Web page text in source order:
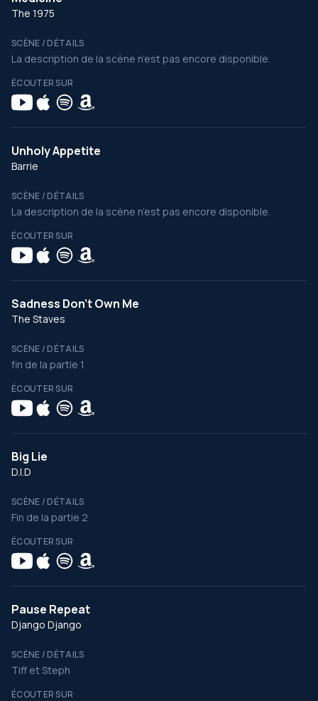
The 1975
SCÈNE / DÉTAILS
La description de la scène n’est pas encore disponible.
ÉCOUTER SUR
Unholy Appetite
Barrie
SCÈNE / DÉTAILS
La description de la scène n’est pas encore disponible.
ÉCOUTER SUR
Sadness Don't Own Me
The Staves
SCÈNE / DÉTAILS
fin de la partie 1
ÉCOUTER SUR
Big Lie
D.I.D
SCÈNE / DÉTAILS
Fin de la partie 2
ÉCOUTER SUR
Pause Repeat
Django Django
SCÈNE / DÉTAILS
Tiff et Steph
ÉCOUTER SUR